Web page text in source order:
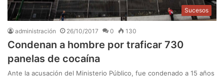
Sucesos
administración 26/10/2017 0 130
Condenan a hombre por traficar 730
panelas de cocaína
Ante la acusación del Ministerio Público, fue condenado a 15 años